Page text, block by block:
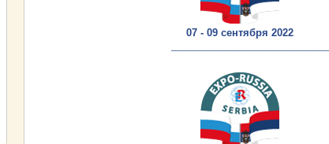
07 - 09 сентября 2022